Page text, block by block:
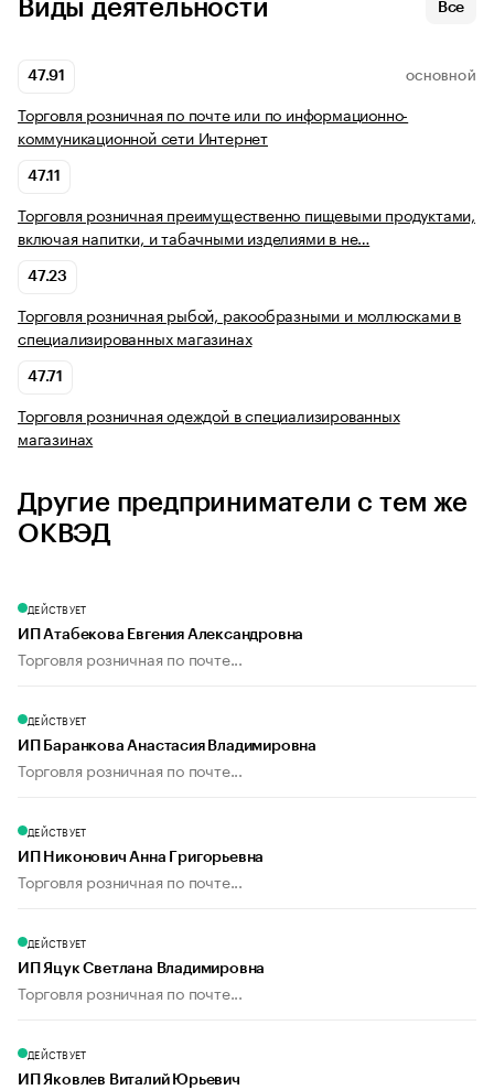
Виды деятельности Все
47.91 ОСНОВНОЙ
Торговля розничная по почте или по информационно-
коммуникационной сети Интернет
47.11
Торговля розничная преимущественно пищевыми продуктами,
включая напитки, и табачными изделиями в не…
47.23
Торговля розничная рыбой, ракообразными и моллюсками в
специализированных магазинах
47.71
Торговля розничная одеждой в специализированных
магазинах
Другие предприниматели с тем же
ОКВЭД
ДЕЙСТВУЕТ
ИП Атабекова Евгения Александровна
Торговля розничная по почте...
ДЕЙСТВУЕТ
ИП Баранкова Анастасия Владимировна
Торговля розничная по почте...
ДЕЙСТВУЕТ
ИП Никонович Анна Григорьевна
Торговля розничная по почте...
ДЕЙСТВУЕТ
ИП Яцук Светлана Владимировна
Торговля розничная по почте...
ДЕЙСТВУЕТ
ИП Яковлев Виталий Юрьевич